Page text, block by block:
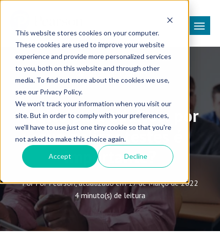
This website stores cookies on your computer.
These cookies are used to improve your website
experience and provide more personalized services
to you, both on this website and through other
media. To find out more about the cookies we use,
see our Privacy Policy.
We won't track your information when you visit our
site. But in order to comply with your preferences,
we'll have to use just one tiny cookie so that you're
not asked to make this choice again.
Accept Decline
Avaliações e Exames
Inglês para adultos: por
que aplicar testes é
importante?
Por Por Pearson, atualizado em 17 de Março de 2022
4 minuto(s) de leitura